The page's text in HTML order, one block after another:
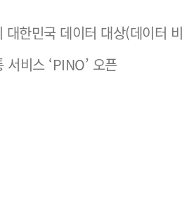
한민국 데이터 대상(데이터
서비스 ‘PINO’ 오픈